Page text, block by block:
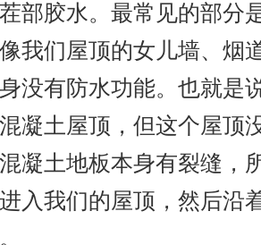
部胶水。最常见的部分
我们屋顶的女儿墙、烟
没有防水功能。也就是
凝土屋顶，但这个屋顶
凝土地板本身有裂缝，
入我们的屋顶，然后沿